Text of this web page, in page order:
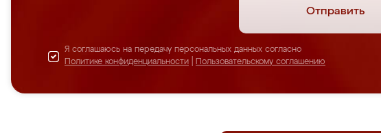
Отправить
Я соглашаюсь на передачу персональных данных согласно
Политике конфиденциальности
Пользовательскому соглашению